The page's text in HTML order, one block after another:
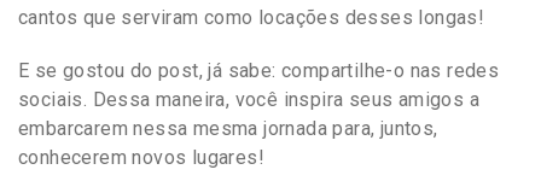
cantos que serviram como locações desses longas!
E se gostou do post, já sabe: compartilhe-o nas redes
sociais. Dessa maneira, você inspira seus amigos a
embarcarem nessa mesma jornada para, juntos,
conhecerem novos lugares!